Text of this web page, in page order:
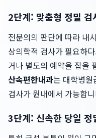
2단계: 맞춤형 정밀 검
전문의의 판단에 따라 내
상의학적 검사가 필요하
거나 별도의 예약을 잡을
산속편한내과는 대학병원
검사가 원내에서 가능합
3단계: 신속한 당일 정